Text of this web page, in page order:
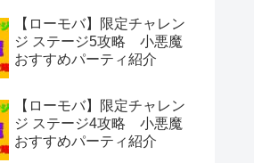
【ローモバ】限定チャレン
ジ ステージ5攻略 小悪魔
おすすめパーティ紹介
【ローモバ】限定チャレン
ジ ステージ4攻略 小悪魔
おすすめパーティ紹介